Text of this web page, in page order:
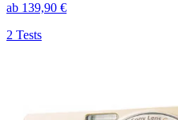
ab 139,90 €
2 Tests